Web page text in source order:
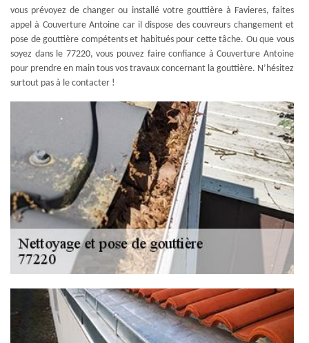
vous prévoyez de changer ou installé votre gouttière à Favieres, faites
appel à Couverture Antoine car il dispose des couvreurs changement et
pose de gouttière compétents et habitués pour cette tâche. Ou que vous
soyez dans le 77220, vous pouvez faire confiance à Couverture Antoine
pour prendre en main tous vos travaux concernant la gouttière. N’hésitez
surtout pas à le contacter !